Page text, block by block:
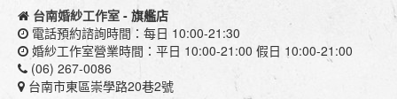
台南婚紗工作室 - 旗艦店
電話預約諮詢時間：每日 10:00-21:30
婚紗工作室營業時間：平日 10:00-21:00 假日 10:00-21:00
(06) 267-0086
台南市東區崇學路20巷2號